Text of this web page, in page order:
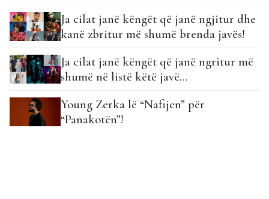
Ja cilat janë këngët që janë ngjitur dhe
kanë zbritur më shumë brenda javës!
Ja cilat janë këngët që janë ngritur më
shumë në listë këtë javë…
Young Zerka lë “Nafijen” për
“Panakotën”!